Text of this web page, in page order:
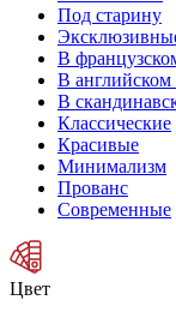
Под старину
В
В английском
В
Классические
Красивые
Минимализм
Прованс
Современные
Цвет